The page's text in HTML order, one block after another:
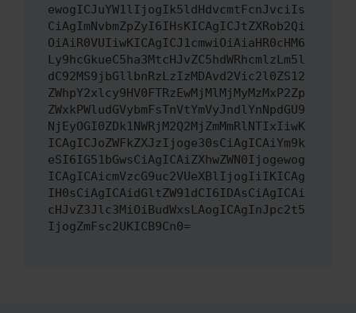
ewogICJuYW1lIjogIk5ldHdvcmtFcnJvciIs
CiAgImNvbmZpZyI6IHsKICAgICJtZXRob2Qi
OiAiR0VUIiwKICAgICJ1cmwiOiAiaHR0cHM6
Ly9hcGkueC5ha3MtcHJvZC5hdWRhcmlzLm5l
dC92MS9jbGllbnRzLzIzMDAvd2Vic2l0ZS12
ZWhpY2xlcy9HV0FTRzEwMjMlMjMyMzMxP2Zp
ZWxkPWludGVybmFsTnVtYmVyJndlYnNpdGU9
NjEyOGI0ZDk1NWRjM2Q2MjZmMmRlNTIxIiwK
ICAgICJoZWFkZXJzIjoge30sCiAgICAiYm9k
eSI6IG51bGwsCiAgICAiZXhwZWN0Ijogewog
ICAgICAicmVzcG9uc2VUeXBlIjogIiIKICAg
IH0sCiAgICAidGltZW91dCI6IDAsCiAgICAi
cHJvZ3Jlc3MiOiBudWxsLAogICAgInJpc2t5
IjogZmFsc2UKICB9Cn0=